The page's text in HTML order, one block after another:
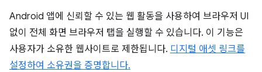
Android 앱에 신뢰할 수 있는 웹 활동을 사용하여 브라우저 UI
없이 전체 화면 브라우저 탭을 실행할 수 있습니다. 이 기능은
사용자가 소유한 웹사이트로 제한됩니다. 디지털 애셋 링크를
설정하여 소유권을 증명합니다.